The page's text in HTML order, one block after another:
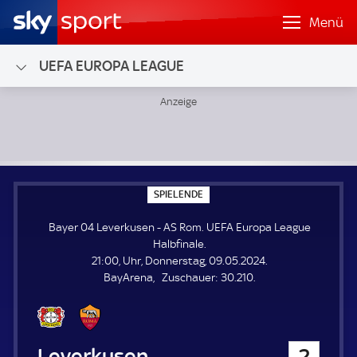
Menü
UEFA EUROPA LEAGUE
SPIELENDE
P
E
E
N
E
Bayer 04 Leverkusen - AS Rom. UEFA Europa League
Halbfinale.
21:00, Uhr, Donnerstag, 09.05.2024.
BayArena
Zuschauer: Z
30.210.